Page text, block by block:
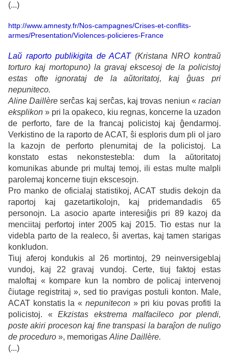
(...)
http://www.amnesty.fr/Nos-campagnes/Crises-et-conflits-
armes/Presentation/Violences-policieres-France
Laŭ raporto publikigita de ACAT(Kristana NRO kontraŭ
torturo kaj mortopuno) la gravaj ekscesoj de la policistoj
estas ofte ignorataj de la aŭtoritatoj, kaj ĝuas pri
nepuniteco.
Aline Daillère serĉas kaj serĉas, kaj trovas neniun «racian
eksplikon » pri la opakeco, kiu regnas, koncerne la uzadon
de perforto, fare de la francaj policistoj kaj ĝendarmoj.
Verkistino de la raporto de ACAT, ŝi esploris dum pli ol jaro
la kazojn de perforto plenumitaj de la policistoj. La
konstato estas nekonstestebla: dum la aŭtoritatoj
komunikas abunde pri multaj temoj, ili estas multe malpli
parolemaj koncerne tiujn ekscesojn.
Pro manko de oficialaj statistikoj, ACAT studis dekojn da
raportoj kaj gazetartikolojn, kaj pridemandadis 65
personojn. La asocio aparte interesiĝis pri 89 kazoj da
menciitaj perfortoj inter 2005 kaj 2015. Tio estas nur la
videbla parto de la realeco, ŝi avertas, kaj tamen starigas
konkludon.
Tiuj aferoj kondukis al 26 mortintoj, 29 neinversigeblaj
vundoj, kaj 22 gravaj vundoj. Certe, tiuj faktoj estas
maloftaj « kompare kun la nombro de policaj intervenoj
ĉiutage registritaj », sed tio pravigas postuli konton. Male,
ACAT konstatis la « nepunitecon» pri kiu povas profiti la
policistoj. « Ekzistas ekstrema malfacileco por plendi,
poste akiri proceson kaj fine transpasi la baraĵon de nuligo
de proceduro », memorigas Aline Daillère.
(...)